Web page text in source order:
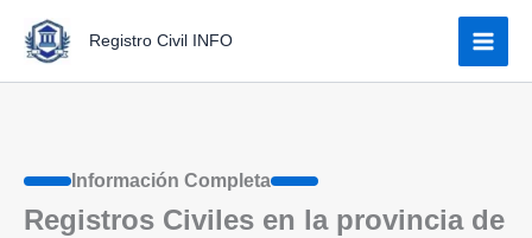
contenido
Registro Civil INFO
Información Completa
Registros Civiles en la provincia de